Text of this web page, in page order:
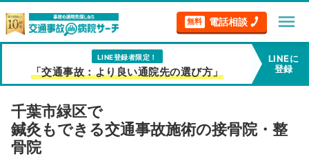
無料 電話相談 menu
LINE登録者限定！
「交通事故：より良い通院先の選び方」
LINEに
登録
千葉市緑区で
鍼灸もできる交通事故施術の接骨院・整
骨院